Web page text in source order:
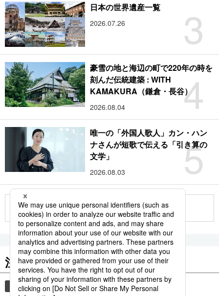
3
日本の世界遺産一覧
2026.07.26
4
豪雪の地と海辺の町で220年の時を
刻んだ伝統建築 : WITH
KAMAKURA（鎌倉・長谷）
2026.08.04
5
唯一の「外国人歌人」カン・ハン
ナさんが短歌で伝える「引き算の
文学」
2026.08.03
もっと見る
注目のキーワード
共同通信ニュース 時事通信ニュース 観光